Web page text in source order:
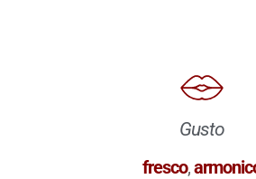
Gusto
fresco,